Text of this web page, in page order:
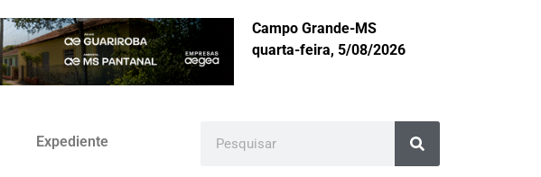
Campo Grande-MS
quarta-feira, 5/08/2026
Expediente